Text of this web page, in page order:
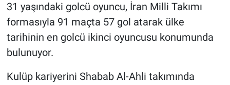
31 yaşındaki golcü oyuncu, İran Milli Takımı
formasıyla 91 maçta 57 gol atarak ülke
tarihinin en golcü ikinci oyuncusu konumunda
bulunuyor.
Kulüp kariyerini Shabab Al-Ahli takımında